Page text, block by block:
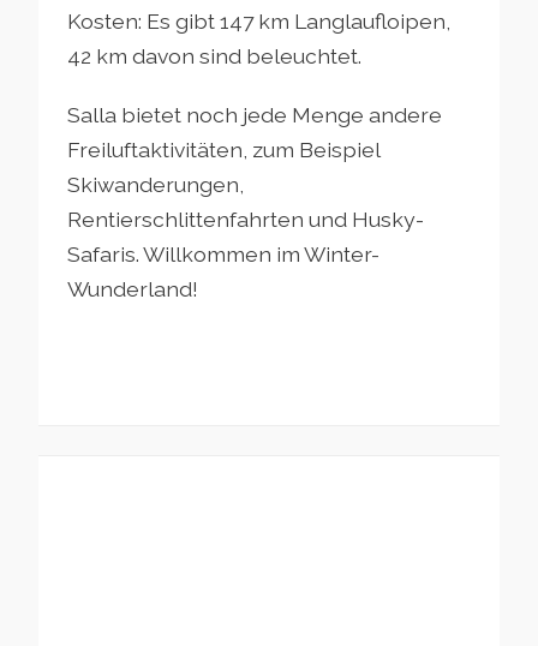
Kosten: Es gibt 147 km Langlaufloipen,
42 km davon sind beleuchtet.
Salla bietet noch jede Menge andere
Freiluftaktivitäten, zum Beispiel
Skiwanderungen,
Rentierschlittenfahrten und Husky-
Safaris. Willkommen im Winter-
Wunderland!